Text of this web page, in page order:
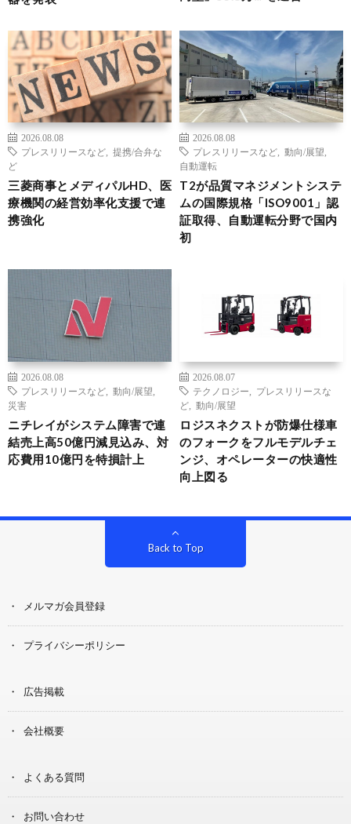
2026.08.08
プレスリリースなど
提携/合弁な
ど
三菱商事とメディパルHD、医
療機関の経営効率化支援で連
携強化
2026.08.08
プレスリリースなど
動向/展望
自動運転
T2が品質マネジメントシステ
ムの国際規格「ISO9001」認
証取得、自動運転分野で国内
初
2026.08.08
プレスリリースなど
動向/展望
災害
ニチレイがシステム障害で連
結売上高50億円減見込み、対
応費用10億円を特損計上
2026.08.07
テクノロジー
プレスリリースな
ど
動向/展望
ロジスネクストが防爆仕様車
のフォークをフルモデルチェ
ンジ、オペレーターの快適性
向上図る
Back to Top
メルマガ会員登録
プライバシーポリシー
広告掲載
会社概要
よくある質問
お問い合わせ